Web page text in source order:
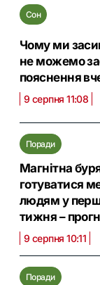
Сон
Чому ми
не можемо
пояснення
9 серпня 11:08
Поради
Магнітна
готуватися
людям у
тижня –
9 серпня 10:11
Поради